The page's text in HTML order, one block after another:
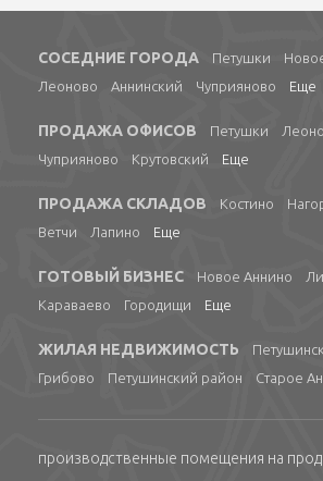
СОСЕДНИЕ ГОРОДА Петушки
Леоново
Аннинский Чуприяново Еще
ПРОДАЖА ОФИСОВ Петушки
Чуприяново
Крутовский Еще
ПРОДАЖА СКЛАДОВ Костино
Ветчи
Лапино Еще
ГОТОВЫЙ БИЗНЕС Новое Аннино
Караваево
Городищи Еще
ЖИЛАЯ НЕДВИЖИМОСТЬ
Грибово
Петушинский район Старое
производственные помещения на